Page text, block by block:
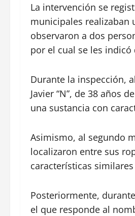
La intervención se
municipales realizaban
observaron a dos
por el cual se les
Durante la inspección,
Javier “N”, de 38 años
una sustancia con
Asimismo, al segundo
localizaron entre sus
características
Posteriormente,
el que responde al